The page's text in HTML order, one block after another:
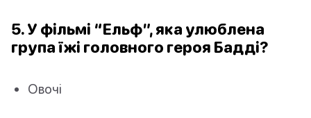
5. У фільмі “Ельф”, яка улюблена
група їжі головного героя Бадді?
Овочі